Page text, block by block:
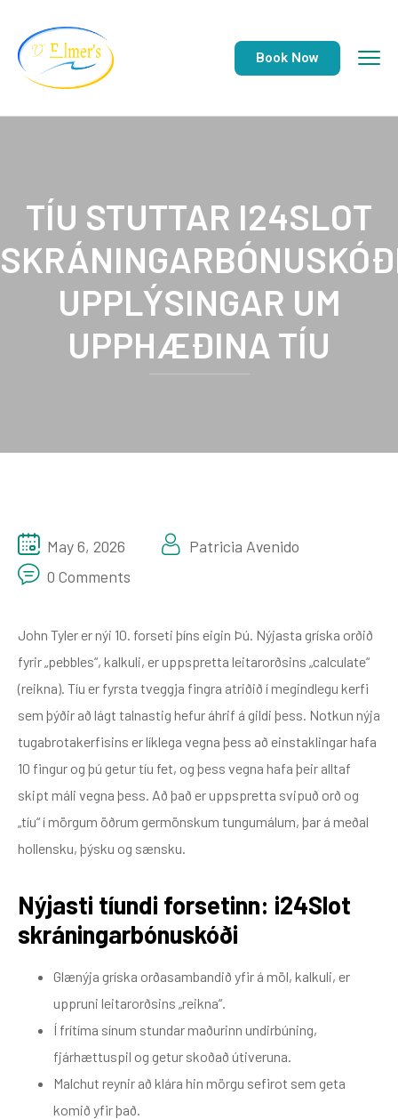
Book Now
TÍU STUTTAR I24SLOT
UPPLÝSINGAR UM
UPPHÆÐINA TÍU
May 6, 2026
Patricia Avenido
0 Comments
John Tyler er nýi 10. forseti þíns eigin Þú. Nýjasta gríska orðið
fyrir „pebbles“, kalkuli, er uppspretta leitarorðsins „calculate“
(reikna). Tíu er fyrsta tveggja fingra atriðið í megindlegu kerfi
sem þýðir að lágt talnastig hefur áhrif á gildi þess. Notkun nýja
tugabrotakerfisins er líklega vegna þess að einstaklingar hafa
10 fingur og þú getur tíu fet, og þess vegna hafa þeir alltaf
skipt máli vegna þess. Að það er uppspretta svipuð orð og
„tíu“ í mörgum öðrum germönskum tungumálum, þar á meðal
hollensku, þýsku og sænsku.
Nýjasti tíundi forsetinn: i24Slot
skráningarbónuskóði
Glænýja gríska orðasambandið yfir á möl, kalkuli, er
uppruni leitarorðsins „reikna“.
Í frítíma sínum stundar maðurinn undirbúning,
fjárhættuspil og getur skoðað útiveruna.
Malchut reynir að klára hin mörgu sefirot sem geta
komið yfir það.